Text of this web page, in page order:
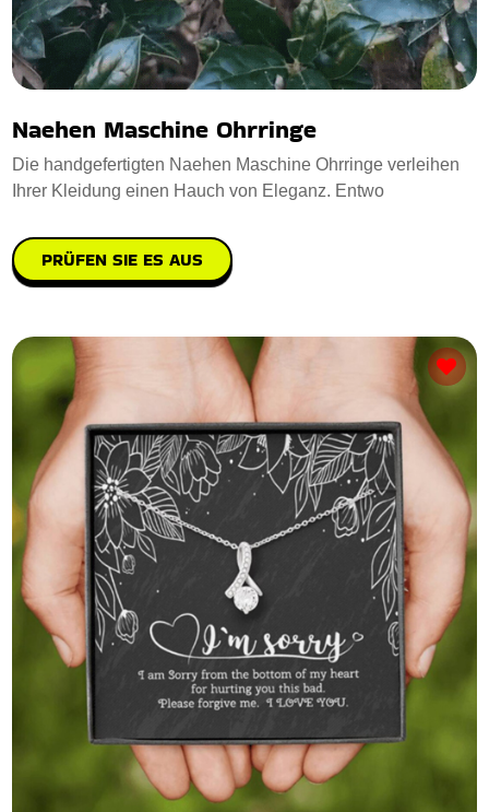
Naehen Maschine Ohrringe
Die handgefertigten Naehen Maschine Ohrringe verleihen
Ihrer Kleidung einen Hauch von Eleganz. Entwo
PRÜFEN SIE ES AUS